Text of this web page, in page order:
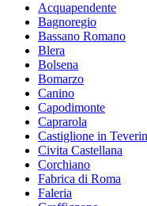
Acquapendente
Bagnoregio
Bassano Romano
Blera
Bolsena
Bomarzo
Canino
Capodimonte
Caprarola
Castiglione in
Civita Castellana
Corchiano
Fabrica di Roma
Faleria